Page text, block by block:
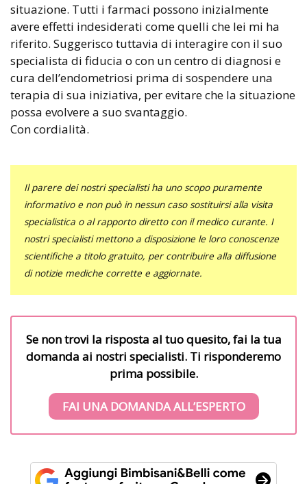
situazione. Tutti i farmaci possono inizialmente
avere effetti indesiderati come quelli che lei mi ha
riferito. Suggerisco tuttavia di interagire con il suo
specialista di fiducia o con un centro di diagnosi e
cura dell’endometriosi prima di sospendere una
terapia di sua iniziativa, per evitare che la situazione
possa evolvere a suo svantaggio.
Con cordialità.
Il parere dei nostri specialisti ha uno scopo puramente
informativo e non può in nessun caso sostituirsi alla visita
specialistica o al rapporto diretto con il medico curante. I
nostri specialisti mettono a disposizione le loro conoscenze
scientifiche a titolo gratuito, per contribuire alla diffusione
di notizie mediche corrette e aggiornate.
Se non trovi la risposta al tuo quesito, fai la tua
domanda ai nostri specialisti. Ti risponderemo
prima possibile.
FAI UNA DOMANDA ALL’ESPERTO